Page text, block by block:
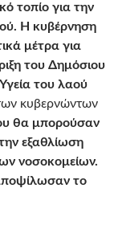
τοπίο για την
Η κυβέρνηση
μέτρα για
του Δημόσιου
του λαού
των κυβερνώντων
θα μπορούσαν
εξαθλίωση
νοσοκομείων.
το